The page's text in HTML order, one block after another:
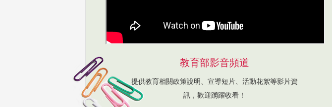
教育部影音頻道
提供教育相關政策說明、宣導短片、活動花絮等影片資
訊，歡迎踴躍收看！